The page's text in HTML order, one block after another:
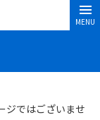
MENU
ジではございませ